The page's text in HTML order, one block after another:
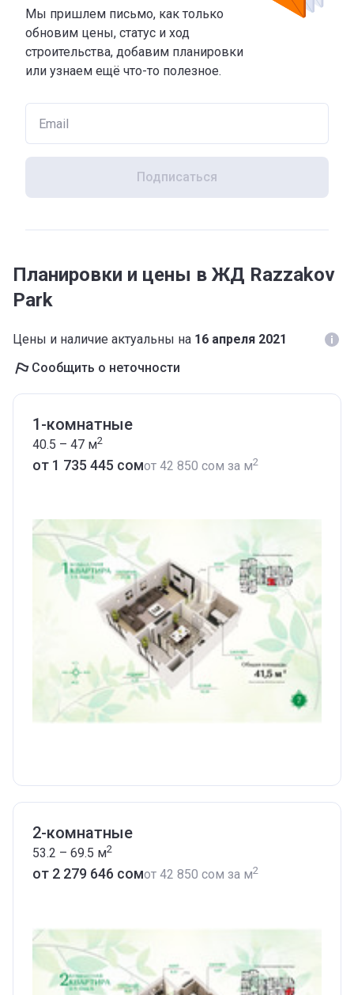
Мы пришлем письмо, как только
обновим цены, статус и ход
строительства, добавим планировки
или узнаем ещё что-то полезное.
Подписаться
Планировки и цены в ЖД Razzakov
Park
Цены и наличие актуальны на 16 апреля 2021
Сообщить о неточности
1-комнатные
40.5 – 47 м2
от ‍1 735 445 сомот ‍42 850 сом за м2
2-комнатные
53.2 – 69.5 м2
от ‍2 279 646 сомот ‍42 850 сом за м2